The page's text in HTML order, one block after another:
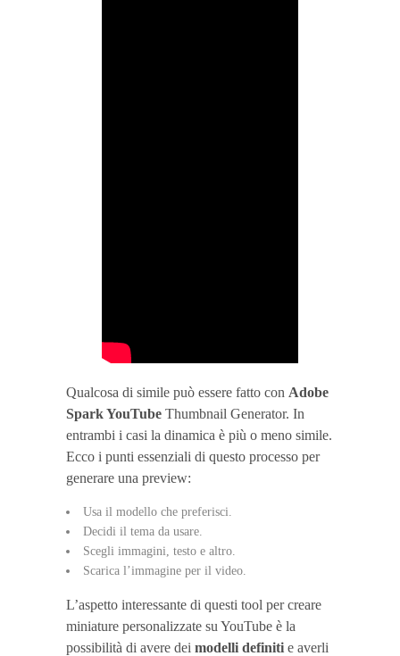
Qualcosa di simile può essere fatto con Adobe
Spark YouTube Thumbnail Generator. In
entrambi i casi la dinamica è più o meno simile.
Ecco i punti essenziali di questo processo per
generare una preview:
Usa il modello che preferisci.
Decidi il tema da usare.
Scegli immagini, testo e altro.
Scarica l’immagine per il video.
L’aspetto interessante di questi tool per creare
miniature personalizzate su YouTube è la
possibilità di avere dei modelli definiti e averli